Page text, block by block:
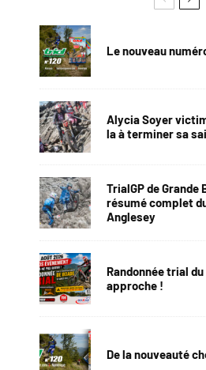
Le nouveau
Alycia Soyer
la à terminer sa
TrialGP de Grande
résumé complet
Anglesey
Randonnée trial
approche !
De la nouveauté